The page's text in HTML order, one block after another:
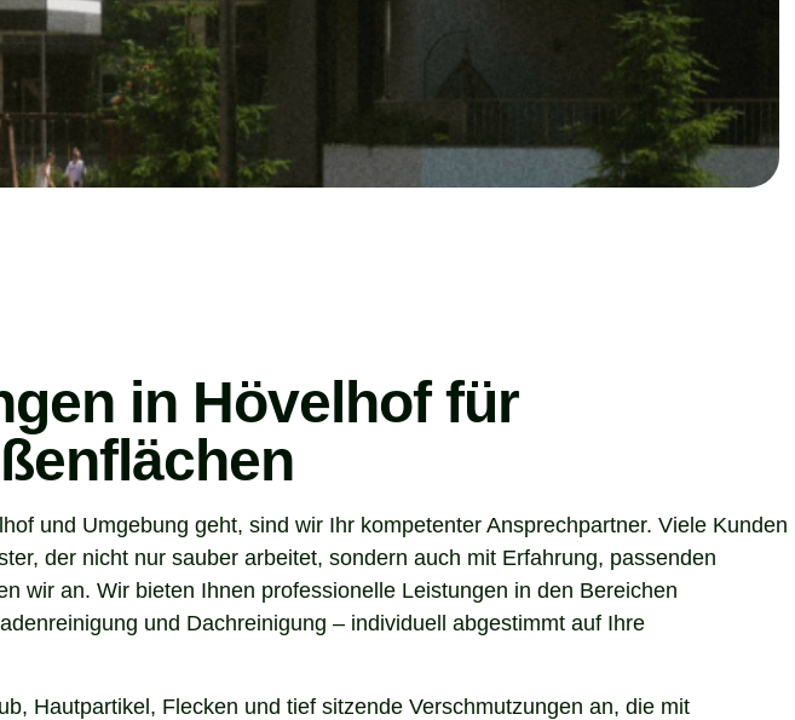
in Hövelhof für
und Umgebung geht, sind wir Ihr kompetenter Ansprechpartner. Viele Kunden
der nicht nur sauber arbeitet, sondern auch mit Erfahrung, passenden
wir an. Wir bieten Ihnen professionelle Leistungen in den Bereichen
und Dachreinigung – individuell abgestimmt auf Ihre
Hautpartikel, Flecken und tief sitzende Verschmutzungen an, die mit